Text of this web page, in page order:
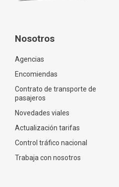
Nosotros
Agencias
Encomiendas
Contrato de transporte de
pasajeros
Novedades viales
Actualización tarifas
Control tráfico nacional
Trabaja con nosotros